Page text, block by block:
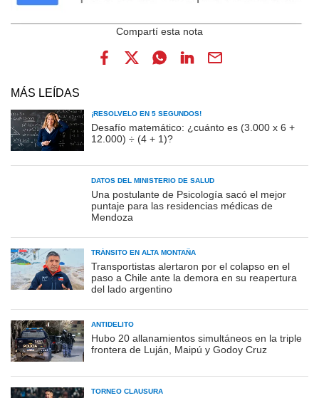
MÁS LEÍDAS
¡RESOLVELO EN 5 SEGUNDOS!
Desafío matemático: ¿cuánto es (3.000 x 6 +
12.000) ÷ (4 + 1)?
DATOS DEL MINISTERIO DE SALUD
Una postulante de Psicología sacó el mejor
puntaje para las residencias médicas de
Mendoza
TRÁNSITO EN ALTA MONTAÑA
Transportistas alertaron por el colapso en el
paso a Chile ante la demora en su reapertura
del lado argentino
ANTIDELITO
Hubo 20 allanamientos simultáneos en la triple
frontera de Luján, Maipú y Godoy Cruz
TORNEO CLAUSURA